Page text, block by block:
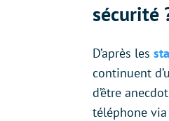
sécurité
D’après les
continuent
d’être
téléphone